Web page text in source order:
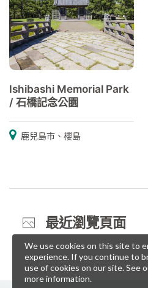
Ishibashi Memorial Park
/ 石橋記念公園
鹿兒島市、櫻島
最近瀏覽頁面
We use cookies on this site to
experience. If you continue to
use of cookies on our site. See
more information.